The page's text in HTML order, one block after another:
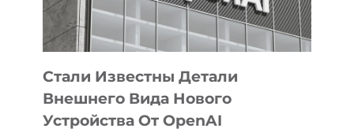
ИСКУССТВЕННОГО
ИНТЕЛЛЕКТА
Стали Известны Детали
Внешнего Вида Нового
Устройства От OpenAI